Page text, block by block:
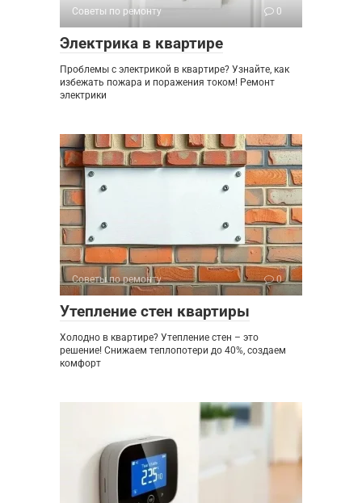
Советы по ремонту 0
Электрика в квартире
Проблемы с электрикой в квартире? Узнайте, как
избежать пожара и поражения током! Ремонт
электрики
Советы по ремонту 0
Утепление стен квартиры
Холодно в квартире? Утепление стен – это
решение! Снижаем теплопотери до 40%, создаем
комфорт